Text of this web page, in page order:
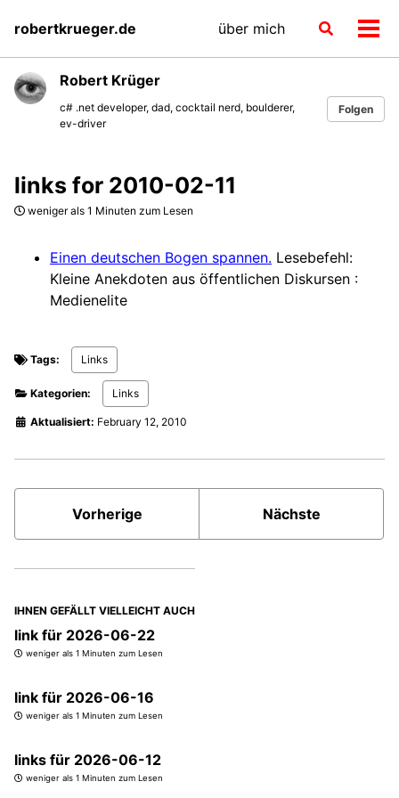
primary
navigation
content
footer
robertkrueger.de über mich
Toggle
Robert Krüger
c# .net developer, dad, cocktail nerd, boulderer,
ev-driver
Folgen
links for 2010-02-11
weniger als 1 Minuten zum Lesen
Einen deutschen Bogen spannen. Lesebefehl:
Kleine Anekdoten aus öffentlichen Diskursen :
Medienelite
Tags: Links
Kategorien: Links
Aktualisiert: February 12, 2010
Vorherige Nächste
IHNEN GEFÄLLT VIELLEICHT AUCH
link für 2026-06-22
weniger als 1 Minuten zum Lesen
link für 2026-06-16
weniger als 1 Minuten zum Lesen
links für 2026-06-12
weniger als 1 Minuten zum Lesen